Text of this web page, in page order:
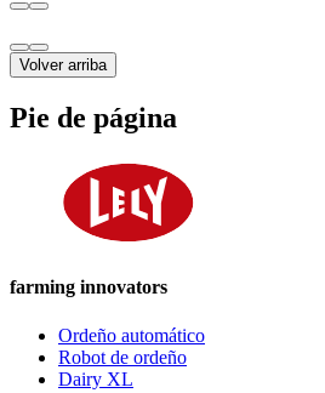
Volver arriba
Pie de página
farming innovators
Ordeño automático
Robot de ordeño
Dairy XL